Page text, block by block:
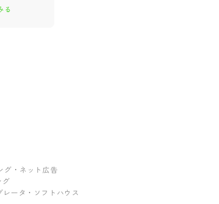
る
グ・ネット広告
グ
ータ・ソフトハウス